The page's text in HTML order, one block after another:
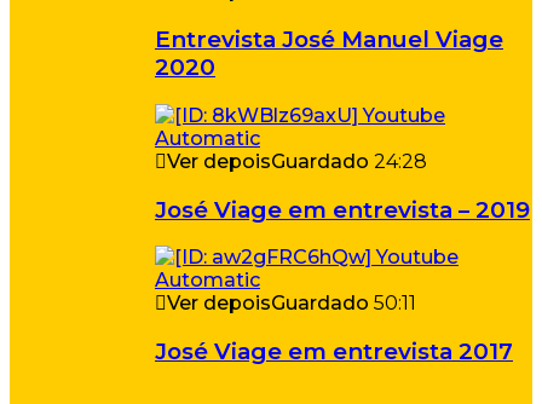
Entrevista José Manuel Viage
2020
Ver depoisGuardado 24:28
José Viage em entrevista – 2019
Ver depoisGuardado 50:11
José Viage em entrevista 2017